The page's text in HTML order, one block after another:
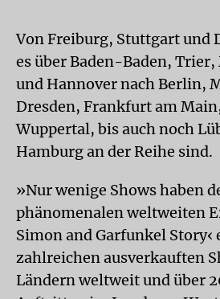
Von Freiburg, Stuttgart und
es über Baden-Baden,
und Hannover nach Berlin,
Dresden, Frankfurt am
Wuppertal, bis auch noch
Hamburg an der Reihe sind.
»Nur wenige Shows haben
phänomenalen weltweiten
Simon and Garfunkel
zahlreichen ausverkauften
Ländern weltweit und über